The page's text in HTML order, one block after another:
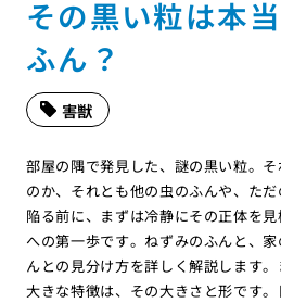
その黒い粒は本
ふん？
害獣
部屋の隅で発見した、謎の黒い粒。
のか、それとも他の虫のふんや、た
陥る前に、まずは冷静にその正体を
への第一歩です。ねずみのふんと、
んとの見分け方を詳しく解説します
大きな特徴は、その大きさと形です